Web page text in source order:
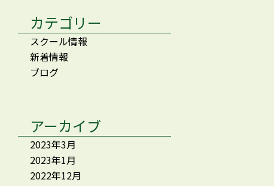
カテゴリー
スクール情報
新着情報
ブログ
アーカイブ
2023年3月
2023年1月
2022年12月